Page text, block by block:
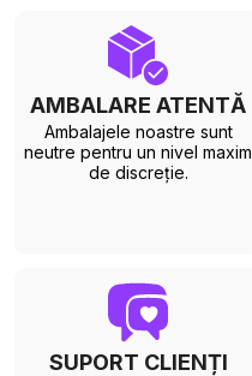
AMBALARE ATENTĂ
Ambalajele noastre sunt
neutre pentru un nivel maxim
de discreție.
SUPORT CLIENȚI